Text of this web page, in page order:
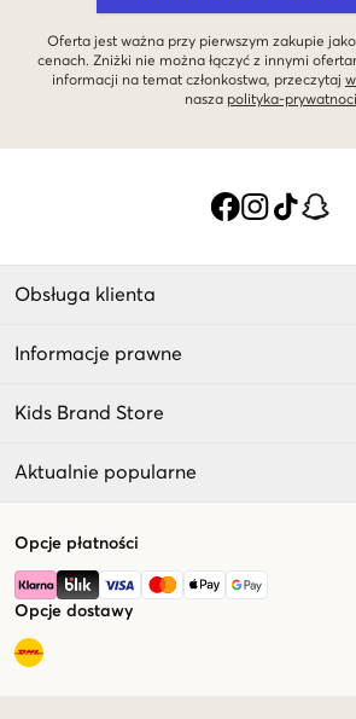
Oferta jest ważna przy pierwszym zakupie jako
cenach. Zniżki nie można łączyć z innymi
informacji na temat członkostwa, przeczytaj
nasza polityka-prywatnoci
Obsługa klienta
Informacje prawne
Kids Brand Store
Aktualnie popularne
Opcje płatności
Opcje dostawy